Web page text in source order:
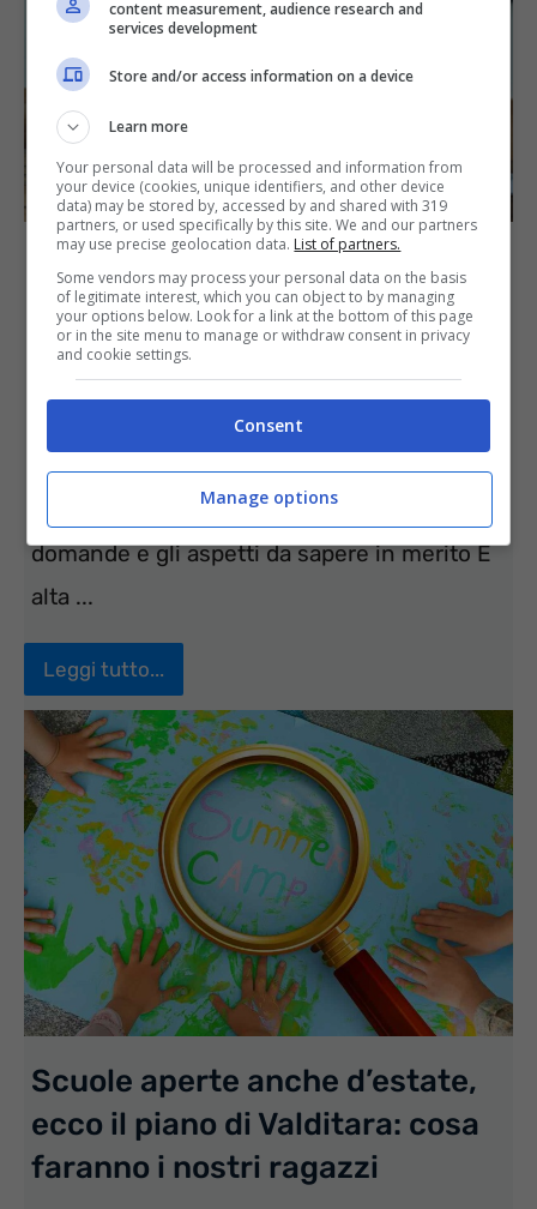
Graduatorie ATA 24 mesi: arriva
la data per fare domanda,
attenzione è cambiato tutto
22 Aprile 2024 Dario Quattro
Il punto sul concorso ATA 24 mesi e
aggiornamento graduatorie: tempistiche
domande e gli aspetti da sapere in merito È
alta ...
Leggi tutto...
Scuole aperte anche d’estate,
ecco il piano di Valditara: cosa
faranno i nostri ragazzi
content measurement, audience research and
services development
Store and/or access information on a device
Learn more
Your personal data will be processed and information from
your device (cookies, unique identifiers, and other device
data) may be stored by, accessed by and shared with 319
partners, or used specifically by this site. We and our partners
may use precise geolocation data. List of partners.
Some vendors may process your personal data on the basis
of legitimate interest, which you can object to by managing
your options below. Look for a link at the bottom of this page
or in the site menu to manage or withdraw consent in privacy
and cookie settings.
Consent
Manage options